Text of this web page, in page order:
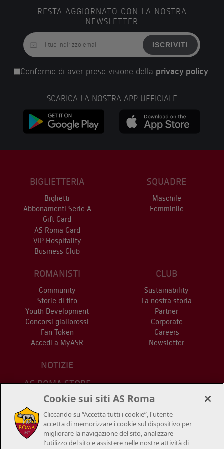
RESTA AGGIORNATO CON LA NOSTRA
NEWSLETTER
ISCRIVITI
Confermo di aver preso visione della privacy policy.
SCARICA LA NOSTRA APP UFFICIALE
BIGLIETTERIA
Biglietti
Abbonamenti Serie A
Gift Card
AS Roma Card
VIP Hospitality
Business Club
SQUADRE
Maschile
Femminile
ROMANISTI
Community
Storie di tifo
Youth Development
Concorsi giallorossi
Fan Token
Accedi a MyASR
CLUB
Sustainability
La nostra storia
Partner
Corporate
Careers
Newsletter
NOTIZIE
AS ROMA STORE
PUNTI VENDITA
STADIO
CONTATTACI
Cookie sui siti AS Roma
Cliccando su “Accetta tutti i cookie”, l'utente
accetta di memorizzare i cookie sul dispositivo per
migliorare la navigazione del sito, analizzare
l'utilizzo del sito e assistere nelle nostre attività di